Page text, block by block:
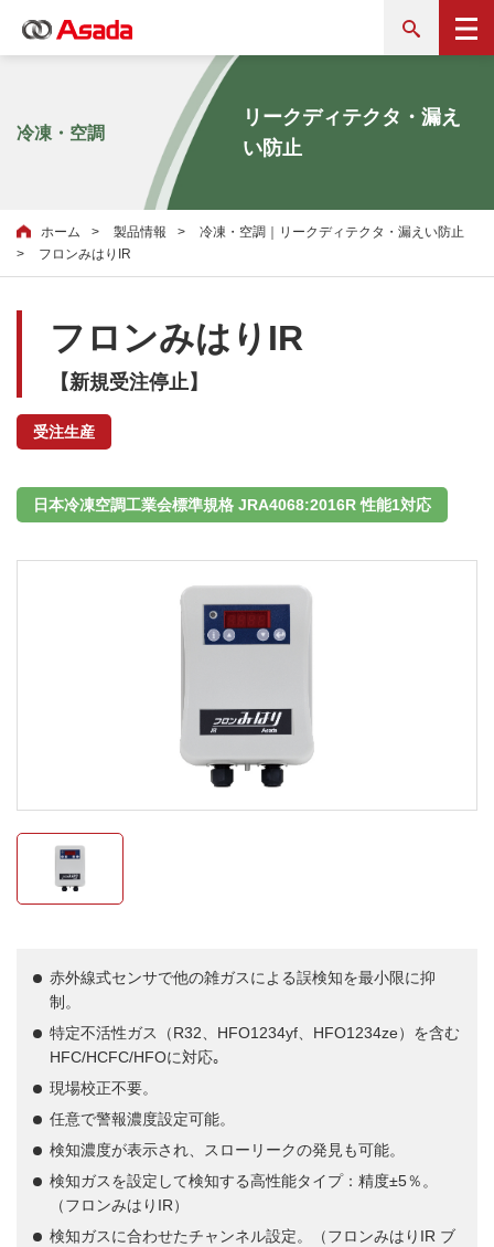
冷凍・空調
リークディテクタ・漏え
い防止
ホーム 製品情報
冷凍・空調｜リークディテクタ・漏えい防止
フロンみはりIR
フロンみはりIR
【新規受注停止】
受注生産
日本冷凍空調工業会標準規格 JRA4068:2016R 性能1対応
赤外線式センサで他の雑ガスによる誤検知を最小限に抑
制。
特定不活性ガス（R32、HFO1234yf、HFO1234ze）を含む
HFC/HCFC/HFOに対応｡
現場校正不要。
任意で警報濃度設定可能。
検知濃度が表示され、スローリークの発見も可能。
検知ガスを設定して検知する高性能タイプ：精度±5％。
（フロンみはりIR）
検知ガスに合わせたチャンネル設定。（フロンみはりIR ブ